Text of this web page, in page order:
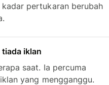
pertukaran berubah
iklan
saat. Ia percuma
yang mengganggu.